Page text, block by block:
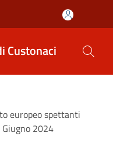
Custonaci
europeo spettanti
2024